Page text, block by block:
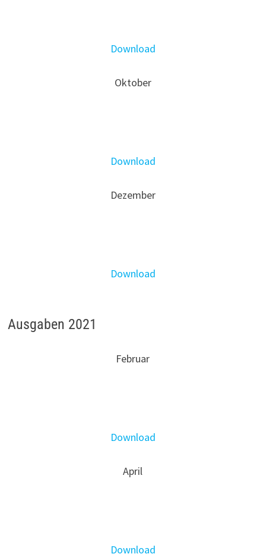
Download
Oktober
Download
Dezember
Download
Ausgaben 2021
Februar
Download
April
Download